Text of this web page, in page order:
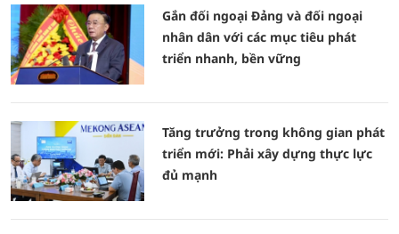
Gắn đối ngoại Đảng và đối ngoại
nhân dân với các mục tiêu phát
triển nhanh, bền vững
Tăng trưởng trong không gian phát
triển mới: Phải xây dựng thực lực
đủ mạnh